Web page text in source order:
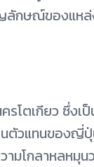
กษณ์ของแหล่
รโตเกียว ซึ่งเ
ตัวแทนของญี่
ามโกลาหลหมุ